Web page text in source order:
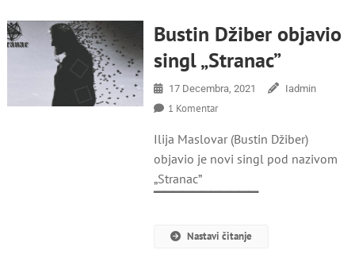
Bustin Džiber objavio
singl „Stranac”
17 Decembra, 2021 Iadmin
1 KomentarNa
Džiber
Objavio
Ilija Maslovar (Bustin Džiber)
objavio je novi singl pod nazivom
„Stranac”
Nastavi čitanje